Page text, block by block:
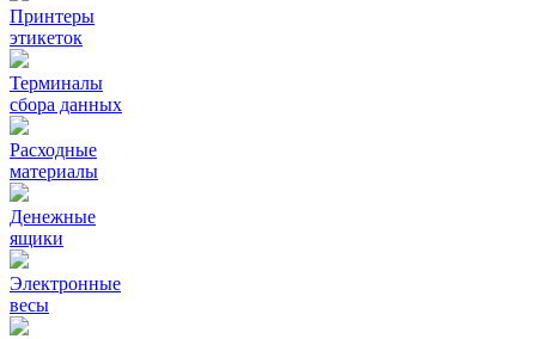
Принтеры
этикеток
Терминалы
сбора данных
Расходные
материалы
Денежные
ящики
Электронные
весы